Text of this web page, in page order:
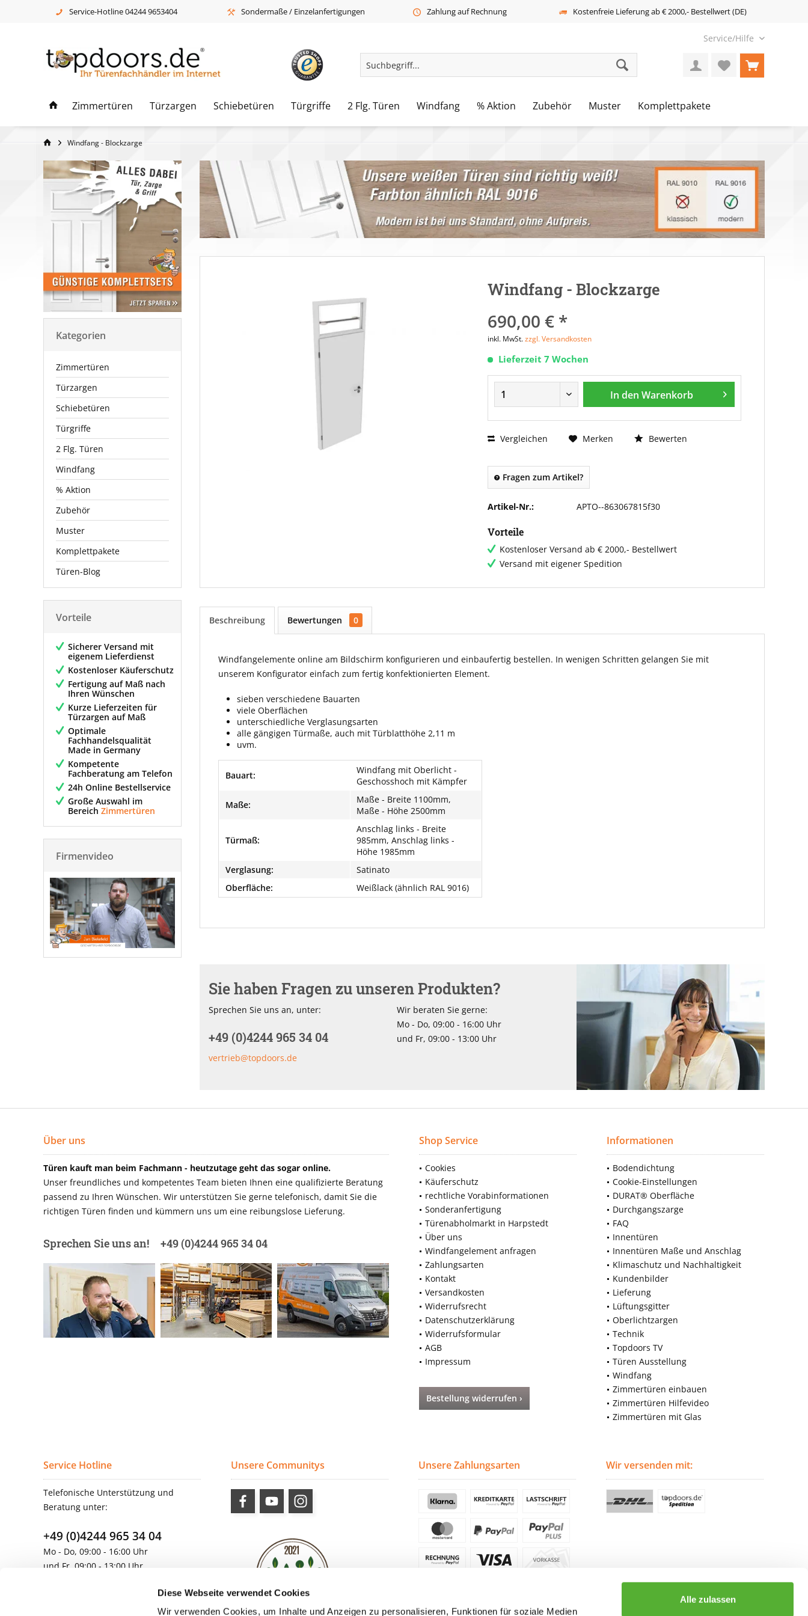
Diese Webseite verwendet Cookies
Wir verwenden Cookies, um Inhalte und Anzeigen zu personalisieren, Funktionen für soziale Medien
Alle zulassen
Service-Hotline 04244 9653404 Sondermaße / Einzelanfertigungen Zahlung auf Rechnung Kostenfreie Lieferung ab € 2000,- Bestellwert (DE)
Service/Hilfe
Zimmertüren Türzargen Schiebetüren Türgriffe 2 Flg. Türen Windfang % Aktion Zubehör Muster Komplettpakete
Windfang - Blockzarge
Kategorien
Zimmertüren
Türzargen
Schiebetüren
Türgriffe
2 Flg. Türen
Windfang
% Aktion
Zubehör
Muster
Komplettpakete
Türen-Blog
Vorteile
Sicherer Versand mit
eigenem Lieferdienst
Kostenloser Käuferschutz
Fertigung auf Maß nach
Ihren Wünschen
Kurze Lieferzeiten für
Türzargen auf Maß
Optimale
Fachhandelsqualität
Made in Germany
Kompetente
Fachberatung am Telefon
24h Online Bestellservice
Große Auswahl im
Bereich Zimmertüren
Firmenvideo
Windfang - Blockzarge
690,00 € *
inkl. MwSt.zzgl. Versandkosten
Lieferzeit 7 Wochen
In den Warenkorb
Vergleichen Merken Bewerten
Fragen zum Artikel?
Artikel-Nr.: APTO--863067815f30
Vorteile
Kostenloser Versand ab € 2000,- Bestellwert
Versand mit eigener Spedition
Beschreibung Bewertungen 0
Windfangelemente online am Bildschirm konfigurieren und einbaufertig bestellen. In wenigen Schritten gelangen Sie mit
unserem Konfigurator einfach zum fertig konfektionierten Element.
sieben verschiedene Bauarten
viele Oberflächen
unterschiedliche Verglasungsarten
alle gängigen Türmaße, auch mit Türblatthöhe 2,11 m
uvm.
Bauart:
Windfang mit Oberlicht -
Geschosshoch mit Kämpfer
Maße:
Maße - Breite 1100mm,
Maße - Höhe 2500mm
Türmaß:
Anschlag links - Breite
985mm, Anschlag links -
Höhe 1985mm
Verglasung:
Satinato
Oberfläche:
Weißlack (ähnlich RAL 9016)
Sie haben Fragen zu unseren Produkten?
Sprechen Sie uns an, unter:
+49 (0)4244 965 34 04
vertrieb@topdoors.de
Wir beraten Sie gerne:
Mo - Do, 09:00 - 16:00 Uhr
und Fr, 09:00 - 13:00 Uhr
Über uns
Türen kauft man beim Fachmann - heutzutage geht das sogar online.
Unser freundliches und kompetentes Team bieten Ihnen eine qualifizierte Beratung
passend zu Ihren Wünschen. Wir unterstützen Sie gerne telefonisch, damit Sie die
richtigen Türen finden und kümmern uns um eine reibungslose Lieferung.
Sprechen Sie uns an! +49 (0)4244 965 34 04
Shop Service
Cookies
Käuferschutz
rechtliche Vorabinformationen
Sonderanfertigung
Türenabholmarkt in Harpstedt
Über uns
Windfangelement anfragen
Zahlungsarten
Kontakt
Versandkosten
Widerrufsrecht
Datenschutzerklärung
Widerrufsformular
AGB
Impressum
Bestellung widerrufen ›
Informationen
Bodendichtung
Cookie-Einstellungen
DURAT® Oberfläche
Durchgangszarge
FAQ
Innentüren
Innentüren Maße und Anschlag
Klimaschutz und Nachhaltigkeit
Kundenbilder
Lieferung
Lüftungsgitter
Oberlichtzargen
Technik
Topdoors TV
Türen Ausstellung
Windfang
Zimmertüren einbauen
Zimmertüren Hilfevideo
Zimmertüren mit Glas
Service Hotline
Telefonische Unterstützung und
Beratung unter:
+49 (0)4244 965 34 04
Mo - Do, 09:00 - 16:00 Uhr
und Fr, 09:00 - 13:00 Uhr
Unsere Communitys Unsere Zahlungsarten Wir versenden mit: